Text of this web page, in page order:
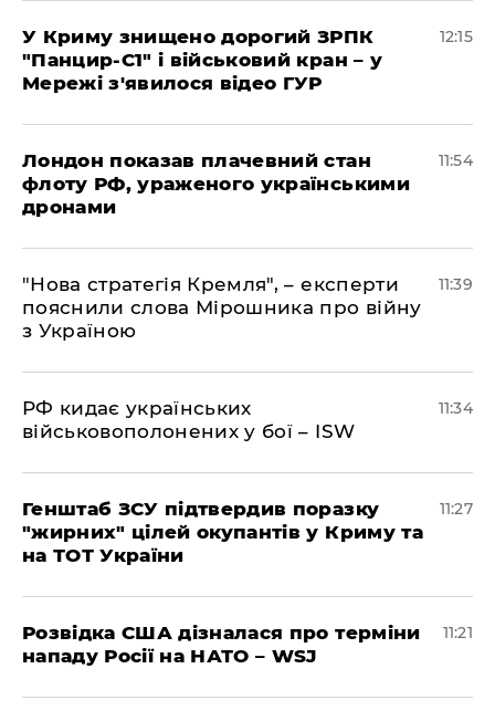
У Криму знищено дорогий ЗРПК
"Панцир-С1" і військовий кран – у
Мережі з'явилося відео ГУР
12:15
Лондон показав плачевний стан
флоту РФ, ураженого українськими
дронами
11:54
"Нова стратегія Кремля", – експерти
пояснили слова Мірошника про війну
з Україною
11:39
РФ кидає українських
військовополонених у бої – ISW
11:34
Генштаб ЗСУ підтвердив поразку
"жирних" цілей окупантів у Криму та
на ТОТ України
11:27
Розвідка США дізналася про терміни
нападу Росії на НАТО – WSJ
11:21